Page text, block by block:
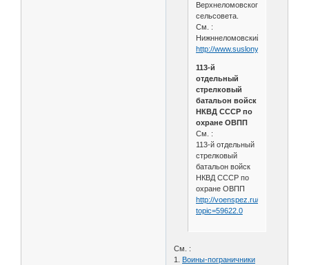
Верхнеломовского
сельсовета.
См. :
Нижннеломовский2
http://www.suslony.ru/
113-й
отдельный
стрелковый
батальон войск
НКВД СССР по
охране ОВПП
См. :
113-й отдельный
стрелковый
батальон войск
НКВД СССР по
охране ОВПП
http://voenspez.ru/index.php?
topic=59622.0
См. :
1. Воины-пограничники